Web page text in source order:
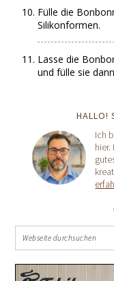
Fülle die
Silikonformen.
Lasse die
und fülle sie
HALLO!
Ich